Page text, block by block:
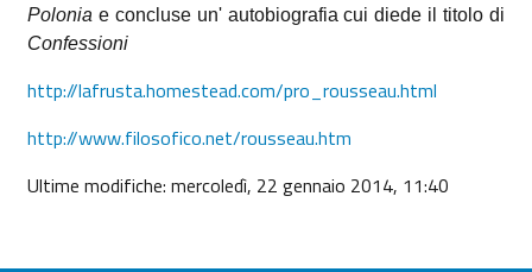
Polonia e concluse un' autobiografia cui diede il titolo di
Confessioni
http://lafrusta.homestead.com/pro_rousseau.html
http://www.filosofico.net/rousseau.htm
Ultime modifiche: mercoledì, 22 gennaio 2014, 11:40